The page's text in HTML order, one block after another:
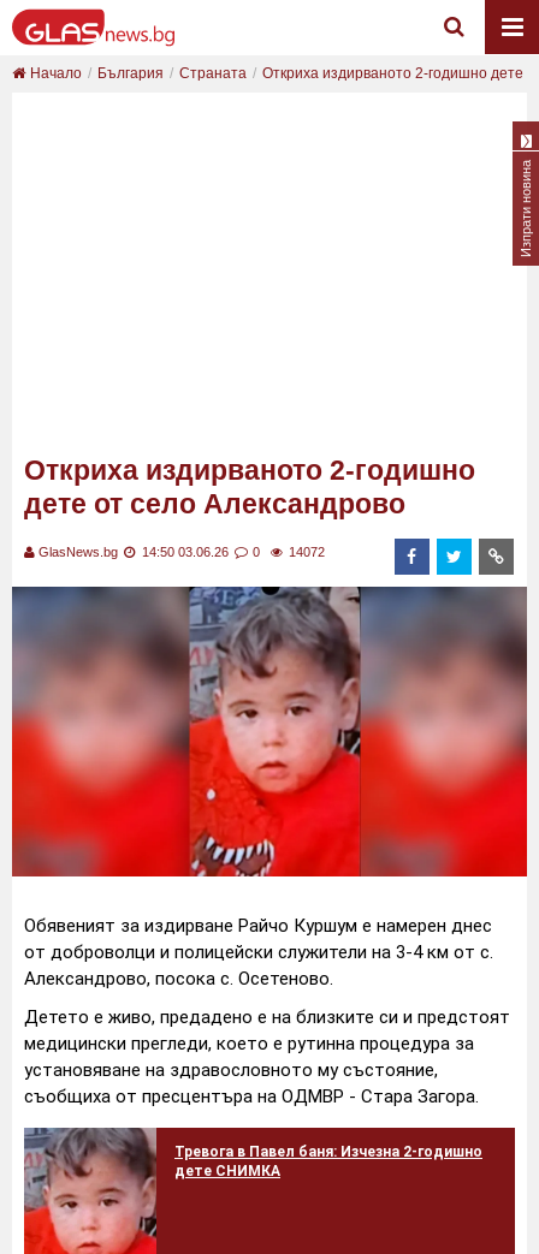
Начало България Страната Откриха издирваното 2-годишно дете
Откриха издирваното 2-годишно
дете от село Александрово
GlasNews.bg 14:50 03.06.26 0 14072
Обявеният за издирване Райчо Куршум е намерен днес
от доброволци и полицейски служители на 3-4 км от с.
Александрово, посока с. Осетеново.
Детето е живо, предадено е на близките си и предстоят
медицински прегледи, което е рутинна процедура за
установяване на здравословното му състояние,
съобщиха от пресцентъра на ОДМВР - Стара Загора.
Тревога в Павел баня: Изчезна 2-годишно
дете СНИМКА
Изпрати новина